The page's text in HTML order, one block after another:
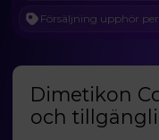
Försäljning upphör
Dimetikon
och